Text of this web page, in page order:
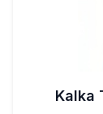
Kalka